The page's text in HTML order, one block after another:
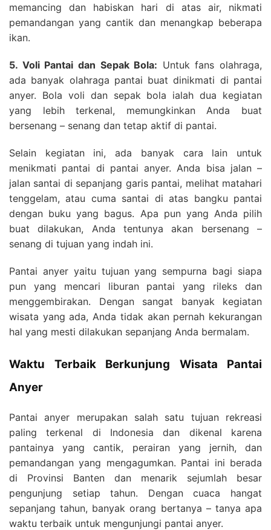
memancing dan habiskan hari di atas air, nikmati
pemandangan yang cantik dan menangkap beberapa
ikan.
5. Voli Pantai dan Sepak Bola: Untuk fans olahraga,
ada banyak olahraga pantai buat dinikmati di pantai
anyer. Bola voli dan sepak bola ialah dua kegiatan
yang lebih terkenal, memungkinkan Anda buat
bersenang – senang dan tetap aktif di pantai.
Selain kegiatan ini, ada banyak cara lain untuk
menikmati pantai di pantai anyer. Anda bisa jalan –
jalan santai di sepanjang garis pantai, melihat matahari
tenggelam, atau cuma santai di atas bangku pantai
dengan buku yang bagus. Apa pun yang Anda pilih
buat dilakukan, Anda tentunya akan bersenang –
senang di tujuan yang indah ini.
Pantai anyer yaitu tujuan yang sempurna bagi siapa
pun yang mencari liburan pantai yang rileks dan
menggembirakan. Dengan sangat banyak kegiatan
wisata yang ada, Anda tidak akan pernah kekurangan
hal yang mesti dilakukan sepanjang Anda bermalam.
Waktu Terbaik Berkunjung Wisata Pantai
Anyer
Pantai anyer merupakan salah satu tujuan rekreasi
paling terkenal di Indonesia dan dikenal karena
pantainya yang cantik, perairan yang jernih, dan
pemandangan yang mengagumkan. Pantai ini berada
di Provinsi Banten dan menarik sejumlah besar
pengunjung setiap tahun. Dengan cuaca hangat
sepanjang tahun, banyak orang bertanya – tanya apa
waktu terbaik untuk mengunjungi pantai anyer.